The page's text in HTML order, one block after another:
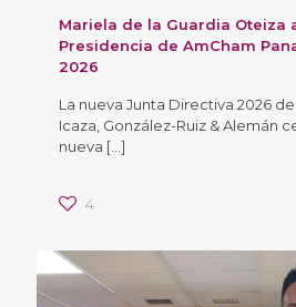
Mariela de la Guardia Oteiza
Presidencia de AmCham
2026
La nueva Junta Directiva 2026
Icaza, González-Ruiz & Alemán
nueva […]
4